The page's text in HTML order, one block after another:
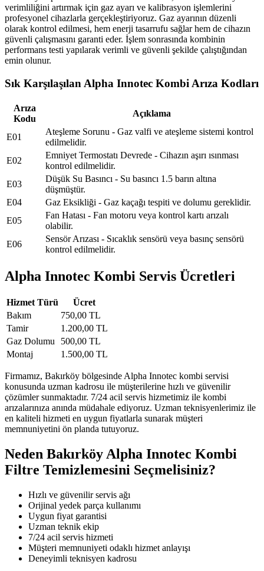
verimliliğini artırmak için gaz ayarı ve kalibrasyon işlemlerini
profesyonel cihazlarla gerçekleştiriyoruz. Gaz ayarının düzenli
olarak kontrol edilmesi, hem enerji tasarrufu sağlar hem de cihazın
güvenli çalışmasını garanti eder. İşlem sonrasında kombinin
performans testi yapılarak verimli ve güvenli şekilde çalıştığından
emin olunur.
Sık Karşılaşılan Alpha Innotec Kombi Arıza Kodları
Arıza
Kodu
Açıklama
E01
Ateşleme Sorunu - Gaz valfi ve ateşleme sistemi kontrol
edilmelidir.
E02
Emniyet Termostatı Devrede - Cihazın aşırı ısınması
kontrol edilmelidir.
E03
Düşük Su Basıncı - Su basıncı 1.5 barın altına
düşmüştür.
E04
Gaz Eksikliği - Gaz kaçağı tespiti ve dolumu gereklidir.
E05
Fan Hatası - Fan motoru veya kontrol kartı arızalı
olabilir.
E06
Sensör Arızası - Sıcaklık sensörü veya basınç sensörü
kontrol edilmelidir.
Alpha Innotec Kombi Servis Ücretleri
Hizmet Türü
Ücret
Bakım
750,00 TL
Tamir
1.200,00 TL
Gaz Dolumu
500,00 TL
Montaj
1.500,00 TL
Firmamız, Bakırköy bölgesinde Alpha Innotec kombi servisi
konusunda uzman kadrosu ile müşterilerine hızlı ve güvenilir
çözümler sunmaktadır. 7/24 acil servis hizmetimiz ile kombi
arızalarınıza anında müdahale ediyoruz. Uzman teknisyenlerimiz ile
en kaliteli hizmeti en uygun fiyatlarla sunarak müşteri
memnuniyetini ön planda tutuyoruz.
Neden Bakırköy Alpha Innotec Kombi
Filtre Temizlemesini Seçmelisiniz?
Hızlı ve güvenilir servis ağı
Orijinal yedek parça kullanımı
Uygun fiyat garantisi
Uzman teknik ekip
7/24 acil servis hizmeti
Müşteri memnuniyeti odaklı hizmet anlayışı
Deneyimli teknisyen kadrosu